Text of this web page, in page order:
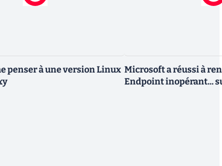
penser à une version Linux Microsoft a réussi à
Endpoint inopérant...